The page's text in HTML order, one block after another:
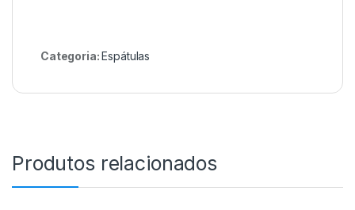
Categoria:Espátulas
Produtos relacionados